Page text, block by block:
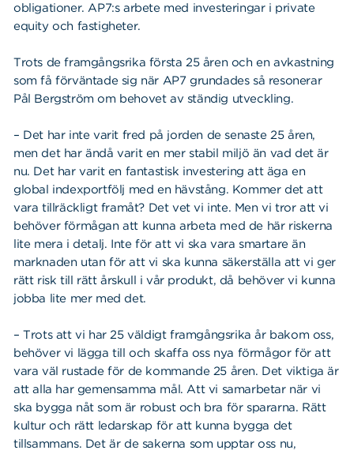
obligationer. AP7:s arbete med investeringar i private
equity och fastigheter.
Trots de framgångsrika första 25 åren och en avkastning
som få förväntade sig när AP7 grundades så resonerar
Pål Bergström om behovet av ständig utveckling.
– Det har inte varit fred på jorden de senaste 25 åren,
men det har ändå varit en mer stabil miljö än vad det är
nu. Det har varit en fantastisk investering att äga en
global indexportfölj med en hävstång. Kommer det att
vara tillräckligt framåt? Det vet vi inte. Men vi tror att vi
behöver förmågan att kunna arbeta med de här riskerna
lite mera i detalj. Inte för att vi ska vara smartare än
marknaden utan för att vi ska kunna säkerställa att vi ger
rätt risk till rätt årskull i vår produkt, då behöver vi kunna
jobba lite mer med det.
– Trots att vi har 25 väldigt framgångsrika år bakom oss,
behöver vi lägga till och skaffa oss nya förmågor för att
vara väl rustade för de kommande 25 åren. Det viktiga är
att alla har gemensamma mål. Att vi samarbetar när vi
ska bygga nåt som är robust och bra för spararna. Rätt
kultur och rätt ledarskap för att kunna bygga det
tillsammans. Det är de sakerna som upptar oss nu,